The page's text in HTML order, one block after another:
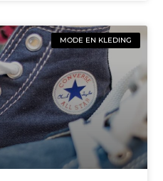
MODE EN KLEDING